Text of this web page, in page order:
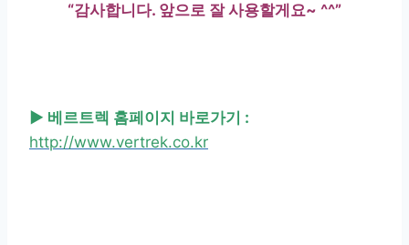
“감사합니다. 앞으로 잘 사용할게요~ ^^”
▶ 베르트렉 홈페이지 바로가기 :
http://www.vertrek.co.kr